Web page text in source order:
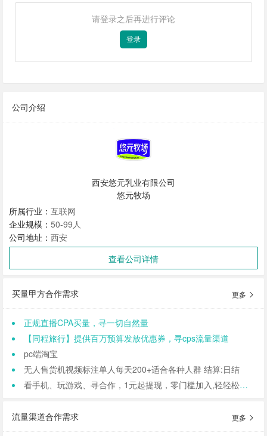
请登录之后再进行评论
登录
公司介绍
西安悠元乳业有限公司
悠元牧场
所属行业： 互联网
企业规模： 50-99人
公司地址： 西安
查看公司详情
买量甲方合作需求 更多
正规直播CPA买量，寻一切自然量
【同程旅行】提供百万预算发放优惠券，寻cps流量渠道
pc端淘宝
无人售货机视频标注单人每天200+适合各种人群 结算:日结
看手机、玩游戏、寻合作，1元起提现，零门槛加入,轻轻松松日结,寻找合作小伙伴（CPA/CPL）
流量渠道合作需求 更多